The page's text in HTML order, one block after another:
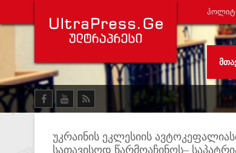
უკრაინის ეკლესიის
სათავისოდ წარმოაჩინოს–